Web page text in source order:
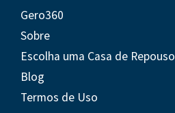
Gero360
Sobre
Escolha uma Casa de Repouso
Blog
Termos de Uso